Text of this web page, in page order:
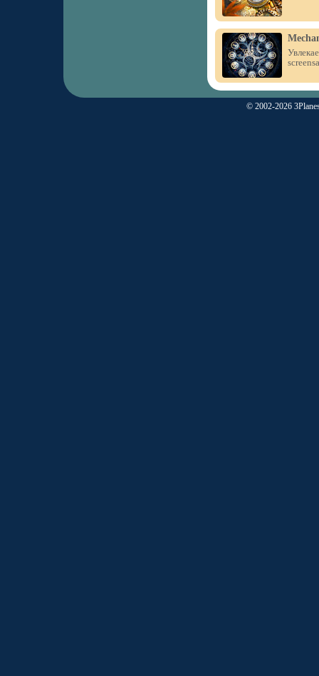
© 2002-2026